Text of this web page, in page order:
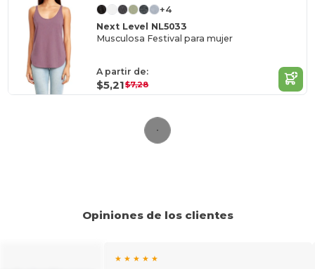
+4
Next Level NL5033
Musculosa Festival para mujer
A partir de:
$5,21$7,28
Opiniones de los clientes
★ ★ ★ ★ ★